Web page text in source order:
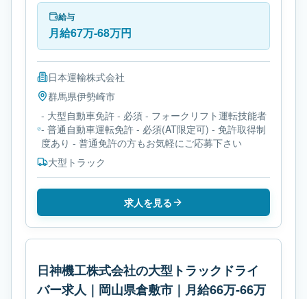
大型自動車免許です。
給与
月給67万-68万円
日本運輸株式会社
群馬県伊勢崎市
- 大型自動車免許 - 必須 - フォークリフト運転技能者
- 普通自動車運転免許 - 必須(AT限定可) - 免許取得制
度あり - 普通免許の方もお気軽にご応募下さい
大型トラック
求人を見る
日神機工株式会社の大型トラックドライ
バー求人｜岡山県倉敷市｜月給66万-66万